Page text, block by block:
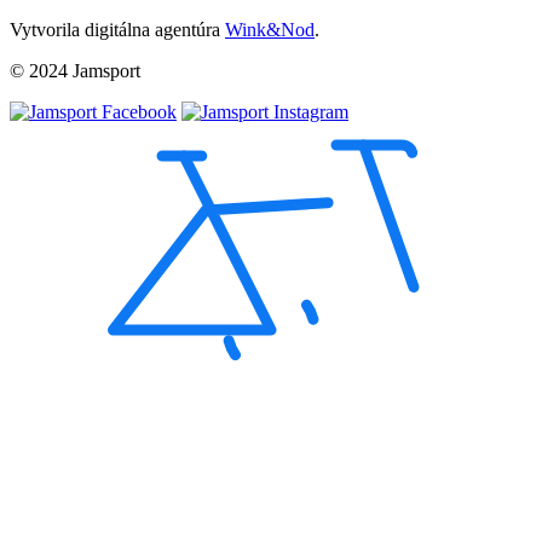
Vytvorila digitálna agentúra Wink&Nod.
© 2024 Jamsport